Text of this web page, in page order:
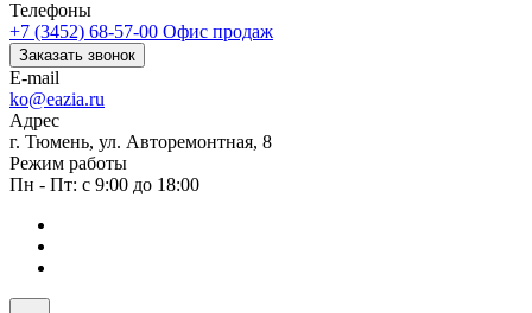
Телефоны
+7 (3452) 68-57-00 Офис продаж
Заказать звонок
E-mail
ko@eazia.ru
Адрес
г. Тюмень, ул. Авторемонтная, 8
Режим работы
Пн - Пт: с 9:00 до 18:00